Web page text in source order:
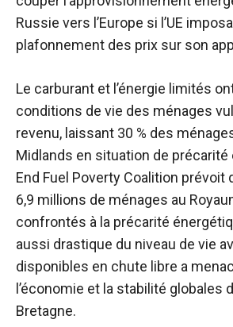
Russie vers l’Europe si l’UE
plafonnement des prix sur son
Le carburant et l’énergie limités
conditions de vie des ménages
revenu, laissant 30 % des
Midlands en situation de précarité
End Fuel Poverty Coalition prévoit
6,9 millions de ménages au
confrontés à la précarité
aussi drastique du niveau de vie
disponibles en chute libre a
l’économie et la stabilité globales
Bretagne.